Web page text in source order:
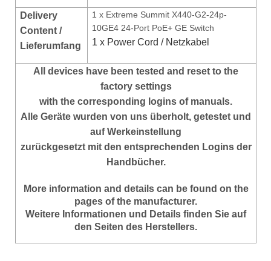
Delivery
Content /
Lieferumfang
1 x Extreme Summit X440-G2-24p-
10GE4 24-Port PoE+ GE Switch
1 x Power Cord / Netzkabel
All devices have been tested and reset to the
factory settings
with the corresponding logins of manuals.
Alle Geräte wurden von uns überholt, getestet und
auf Werkeinstellung
zurückgesetzt mit den entsprechenden Logins der
Handbücher.
More information and details can be found on the
pages of the manufacturer.
Weitere Informationen und Details finden Sie auf
den Seiten des Herstellers.